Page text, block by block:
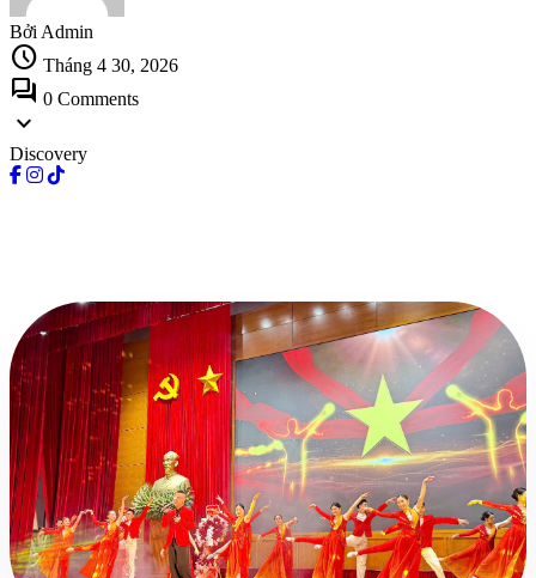
Bởi Admin
schedule Tháng 4 30, 2026
forum 0 Comments
expand_more
Discovery